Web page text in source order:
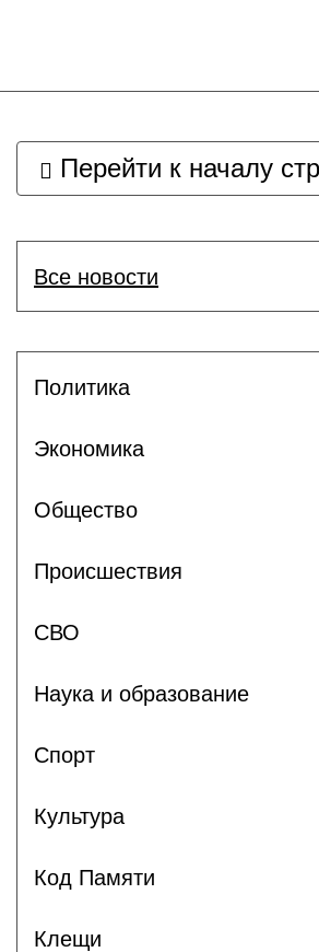
Перейти к началу
Все новости
Политика
Экономика
Общество
Происшествия
СВО
Наука и образование
Спорт
Культура
Код Памяти
Клещи